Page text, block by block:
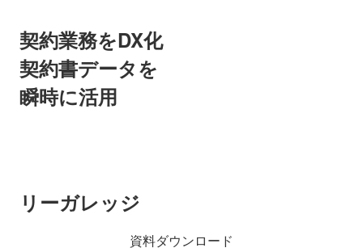
契約業務をDX化
契約書データを
瞬時に活用
リーガレッジ
資料ダウンロード